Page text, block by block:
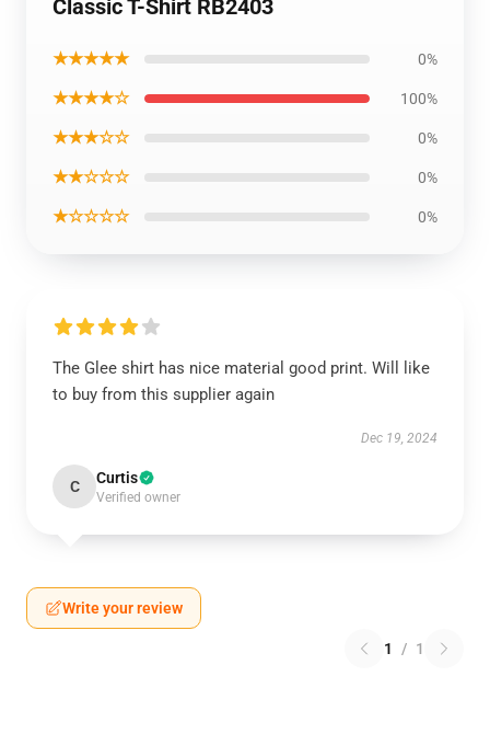
Classic T-Shirt RB2403
★★★★★ 0%
★★★★☆ 100%
★★★☆☆ 0%
★★☆☆☆ 0%
★☆☆☆☆ 0%
The Glee shirt has nice material good print. Will like
to buy from this supplier again
Dec 19, 2024
C Curtis
Verified owner
Write your review
1 / 1